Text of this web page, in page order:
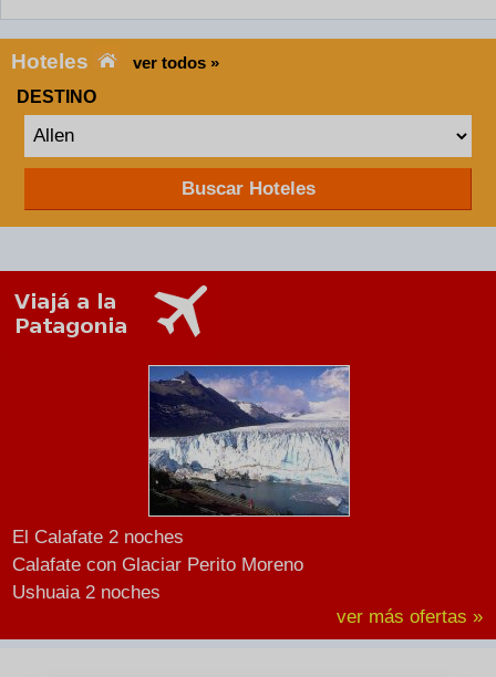
Hoteles
ver todos »
DESTINO
Buscar Hoteles
El Calafate 2 noches
Calafate con Glaciar Perito Moreno
Ushuaia 2 noches
ver más ofertas »